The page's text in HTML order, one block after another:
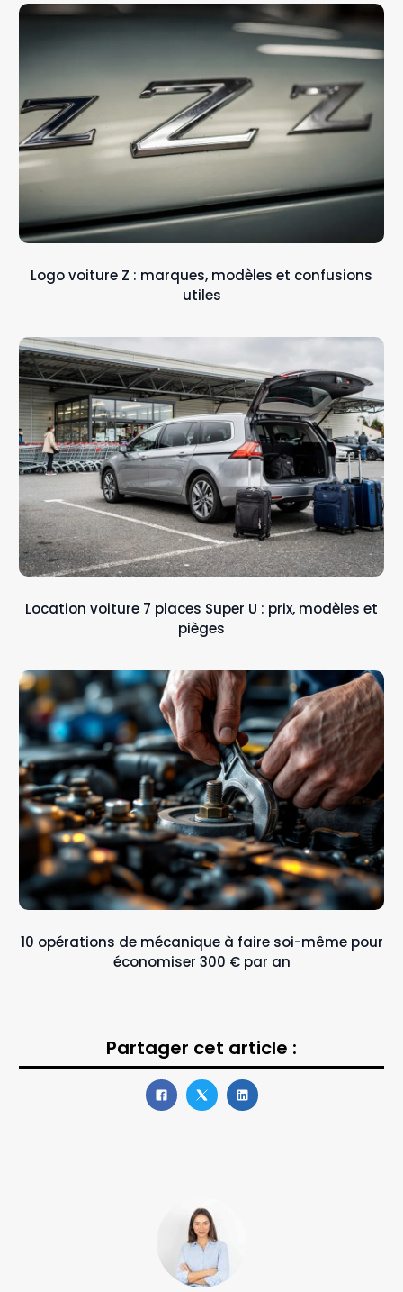
Logo voiture Z : marques, modèles et confusions
utiles
Location voiture 7 places Super U : prix, modèles et
pièges
10 opérations de mécanique à faire soi-même pour
économiser 300 € par an
Partager cet article :